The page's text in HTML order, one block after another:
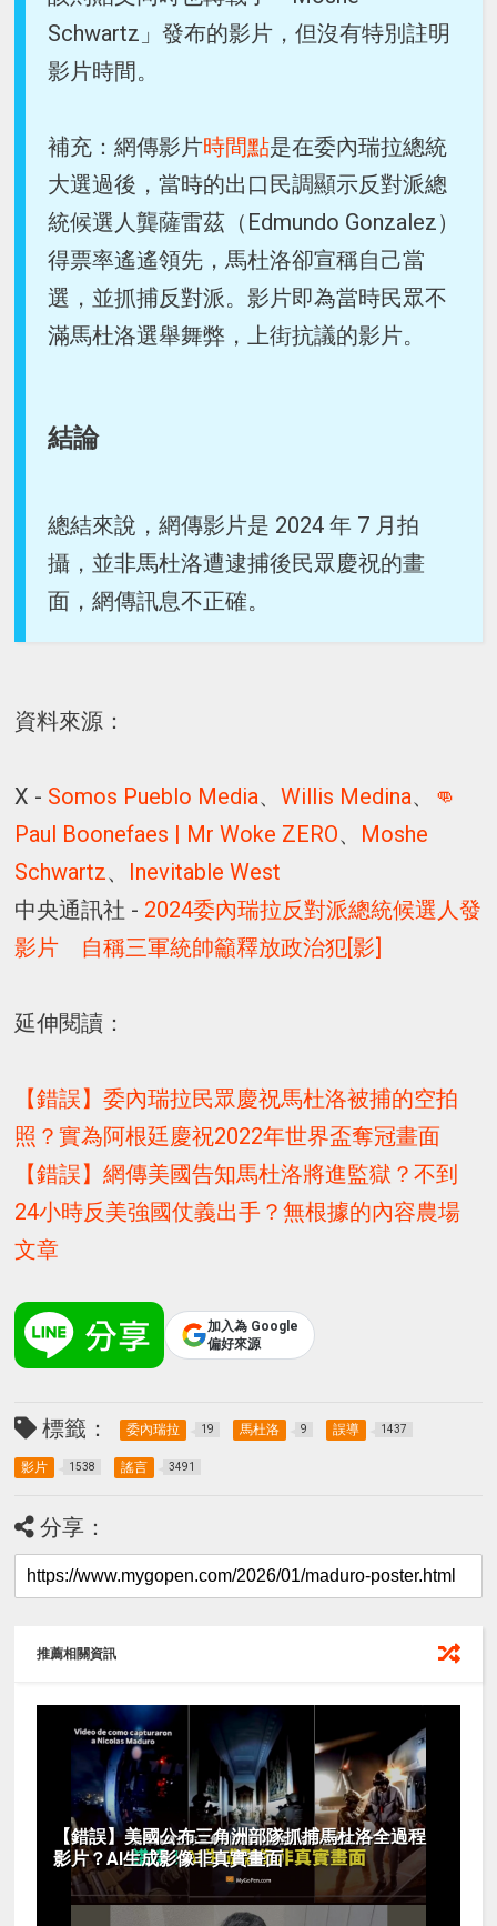
Schwartz」發布的影片，但沒有特別註明
影片時間。
補充：網傳影片時間點是在委內瑞拉總統
大選過後，當時的出口民調顯示反對派總
統候選人龔薩雷茲（Edmundo Gonzalez）
得票率遙遙領先，馬杜洛卻宣稱自己當
選，並抓捕反對派。影片即為當時民眾不
滿馬杜洛選舉舞弊，上街抗議的影片。
結論
總結來說，網傳影片是 2024 年 7 月拍
攝，並非馬杜洛遭逮捕後民眾慶祝的畫
面，網傳訊息不正確。
資料來源：
X - Somos Pueblo Media、Willis Medina、
👊
Paul Boonefaes | Mr Woke ZERO、 Moshe
Schwartz、 Inevitable West
中央通訊社 - 2024委內瑞拉反對派總統候選人發
影片 自稱三軍統帥籲釋放政治犯[影]
延伸閱讀：
【錯誤】委內瑞拉民眾慶祝馬杜洛被捕的空拍
照？實為阿根廷慶祝2022年世界盃奪冠畫面
【錯誤】網傳美國告知馬杜洛將進監獄？不到
24小時反美強國仗義出手？無根據的內容農場
文章
加入為 Google
偏好來源
標籤： 委內瑞拉 19 馬杜洛 9 誤導 1437
影片 1538 謠言 3491
分享：
推薦相關資訊
【錯誤】美國公布三角洲部隊抓捕馬杜洛全過程
影片？AI生成影像非真實畫面